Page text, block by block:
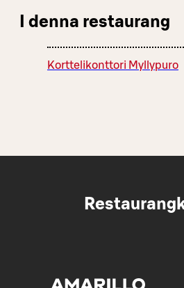
I denna restaurang
Korttelikonttori Myllypuro